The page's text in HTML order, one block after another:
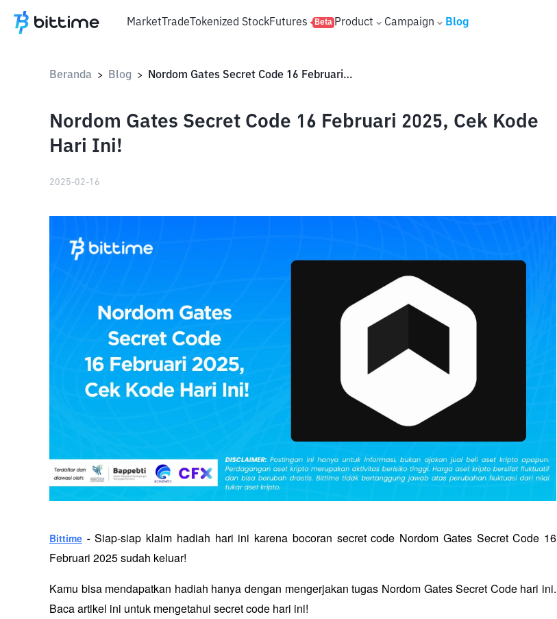
MarketTradeTokenized StockFutures Beta Product Campaign Blog
Beranda > Blog > Nordom Gates Secret Code 16 Februari 2025, Cek Kode Hari Ini!
Nordom Gates Secret Code 16 Februari 2025, Cek Kode
Hari Ini!
2025-02-16
Bittime - Siap-siap klaim hadiah hari ini karena bocoran secret code Nordom Gates Secret Code 16
Februari 2025 sudah keluar!
Kamu bisa mendapatkan hadiah hanya dengan mengerjakan tugas Nordom Gates Secret Code hari ini.
Baca artikel ini untuk mengetahui secret code hari ini!